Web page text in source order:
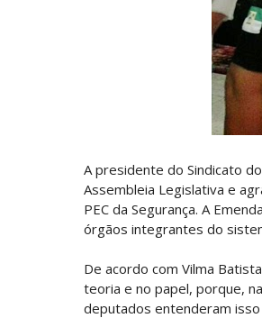
A presidente do Sindicato
Assembleia Legislativa e
PEC da Segurança. A
órgãos integrantes do
De acordo com Vilma
teoria e no papel, porque,
deputados entenderam